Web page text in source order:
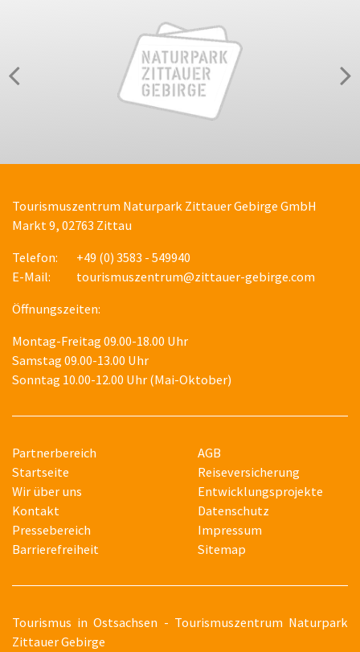
Tourismuszentrum Naturpark Zittauer Gebirge GmbH
Markt 9, 02763 Zittau
Telefon:
+49 (0) 3583 - 549940
E-Mail:
tourismuszentrum@zittauer-gebirge.com
Öffnungszeiten:
Montag-Freitag 09.00-18.00 Uhr
Samstag 09.00-13.00 Uhr
Sonntag 10.00-12.00 Uhr (Mai-Oktober)
Partnerbereich
Startseite
Wir über uns
Kontakt
Pressebereich
Barrierefreiheit
AGB
Reiseversicherung
Entwicklungsprojekte
Datenschutz
Impressum
Sitemap
Tourismus in Ostsachsen - Tourismuszentrum Naturpark
Zittauer Gebirge